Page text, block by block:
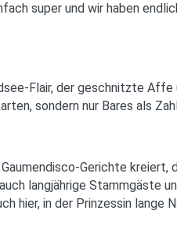
super und wir haben
Flair, der geschnitzte Affe
sondern nur Bares als
Gerichte kreiert,
langjährige Stammgäste
hier, in der Prinzessin lange